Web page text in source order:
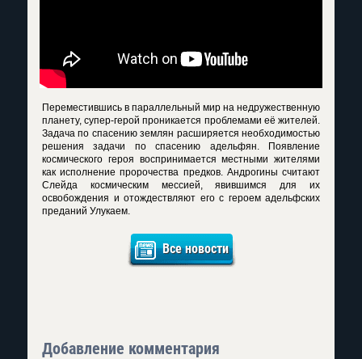
Переместившись в параллельный мир на недружественную
планету, супер-герой проникается проблемами её жителей.
Задача по спасению землян расширяется необходимостью
решения задачи по спасению адельфян. Появление
космического героя воспринимается местными жителями
как исполнение пророчества предков. Андрогины считают
Слейда космическим мессией, явившимся для их
освобождения и отождествляют его с героем адельфских
преданий Улукаем.
Все новости
Добавление комментария